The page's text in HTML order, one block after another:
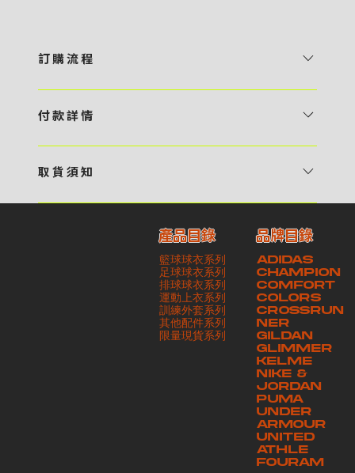
訂 購 流 程
預 約 〉，參看官網上的商品目錄和作品照片去選擇心儀的款式，同時可
報價 貴客可透過電郵方式或 WhatsApp 平台提交定製資料，4AM 團
相關價目，貴客最終確認後將獲取正式完整單據，請安排繳付貨款訂金以
啟動貨品製作 4 / 商品印製 訂金核實後，4AM 團隊將隨即開始製作 5
/ 貨品提取 商品製作完成後，4AM 團隊將聯絡貴客安排貨款餘額及提取
貨品。貴客可選擇最適合的付款方式以及取貨安排
付 款 詳 情
・ Payme ・ 現金機入數 ・ 銀行櫃檯入數 ・ ATM自動櫃員機轉帳 ・
交易單據。如貴客欲更改電郵地址，請與 4AM 團隊聯絡 - 貴客的付款
記錄可透過電郵 或 WhatsApp平台（ 請註明訂單編號 ）交予4AM 團
隊核實有關款項 - 任何轉帳或換匯交易手續費等額外費用，一概不歸屬
本公司之責任 - 貴客請於收獲本公司正式訂購單據後 3 個工作天內安排
付款。如未能按期繳付所需款項，貴客須緻交因逾期所衍生之額外行政費
取 貨 須 知
請與4AM團隊職員聯絡預約取貨時間｜​ ・ GoGoVan ｜即日完成配送
服務｜運費由貴客現金支付司機｜ ・ 順豐速運 ｜貨件運送需要多於2－
3個工作天｜到付｜​ - 貴客請於貨品可取日起之 10 個工作天內安排提取
貨品，如逾期未取，本公司將不予保存相關貨品。有關貨款訂金將不予歸
還，貴客仍須負責貨款餘額 - 貴客請於收貨時小心核對貨品數量及檢查
貨品品質 - 基於 S.F. Express / GoGoVan 等託運商為第三方服務，
本公司將保證貨品安全到達第三方手中。如第三方在運送過程中引致任何
有關貨品之遺失、損毀、誤投或運送延誤，本公司一律不負責
產品目錄
籃球球衣系列
足球球衣系列
排球球衣系列
運動上衣系列
訓練外套系列
其他配件系列
​限量現貨系列
ADIDAS
CHAMPION
COMFORT
COLORS
CROSSRUN
NER
GILDAN
GLIMMER
KELME
NIKE &
JORDAN
PUMA
UNDER
ARMOUR
UNITED
ATHLE
FOURAM
品牌目錄